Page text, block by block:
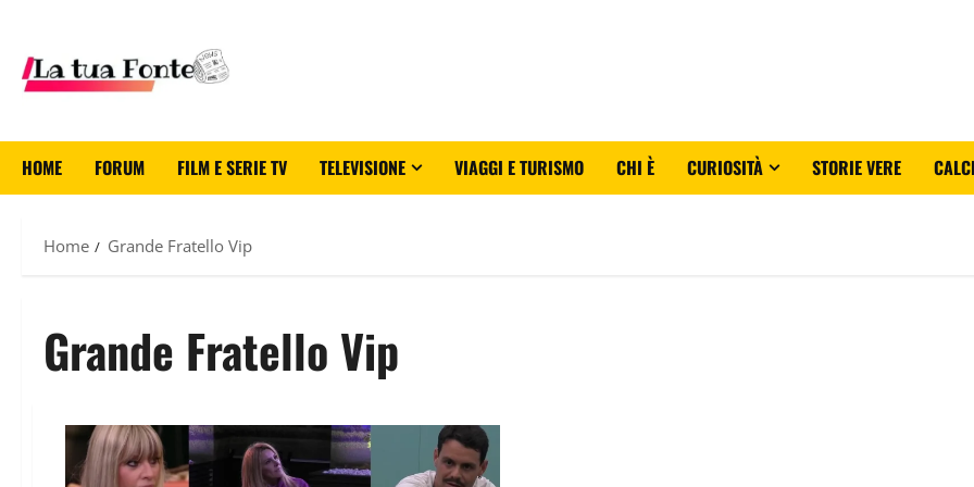
HOME FORUM FILM E SERIE TV TELEVISIONE VIAGGI E TURISMO CHI È CURIOSITÀ STORIE VERE
Home Grande Fratello Vip
Grande Fratello Vip